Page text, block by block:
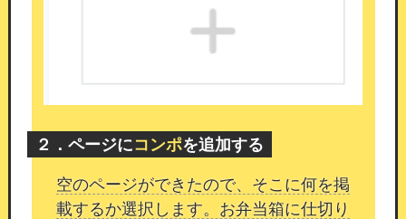
しております。ご不便をおかけし大変申し訳ござ
今後も、安全で運用しやすい機能改善を継続して
２．ページにコンポを追加する
空のページができたので、そこに何を掲
載するか選択します。お弁当箱に仕切り